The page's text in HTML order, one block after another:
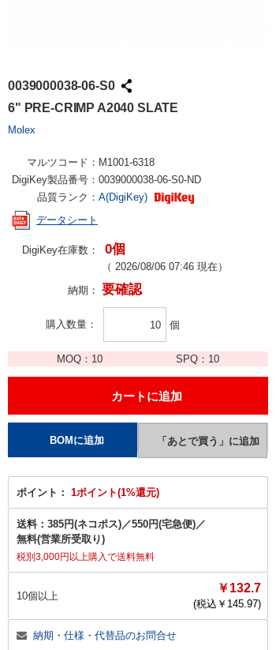
0039000038-06-S0
6" PRE-CRIMP A2040 SLATE
Molex
マルツコード： M1001-6318
DigiKey製品番号： 0039000038-06-S0-ND
品質ランク： A(DigiKey)
データシート
DigiKey在庫数： 0個
（ 2026/08/06 07:46 現在）
納期： 要確認
購入数量 個
MOQ： 10 SPQ： 10
ポイント： 1ポイント(1%還元)
送料： 385円(ネコポス)／550円(宅急便)／
無料(営業所受取り)
税別3,000円以上購入で送料無料
10個以上
￥132.7
(税込￥ 145.97)
納期・仕様・代替品のお問合せ